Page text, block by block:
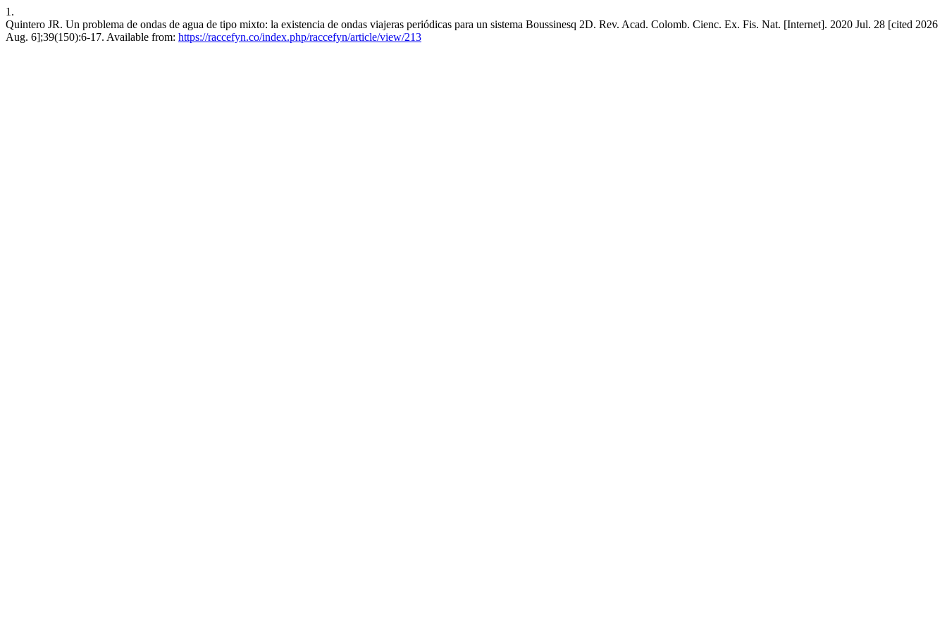
1.
Quintero JR. Un problema de ondas de agua de tipo mixto: la existencia de ondas viajeras periódicas para un sistema Boussinesq 2D. Rev. Acad. Colomb. Cienc. Ex. Fis. Nat. [Internet]. 2020 Jul. 28 [cited 2026
Aug. 6];39(150):6-17. Available from: https://raccefyn.co/index.php/raccefyn/article/view/213